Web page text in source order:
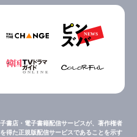
書店・電子書籍配信サービスが、著作権者
得た正規版配信サービスであることを示す